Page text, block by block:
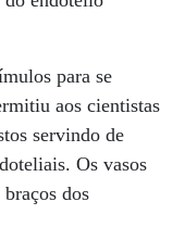
para se
aos cientistas
servindo de
Os vasos
dos